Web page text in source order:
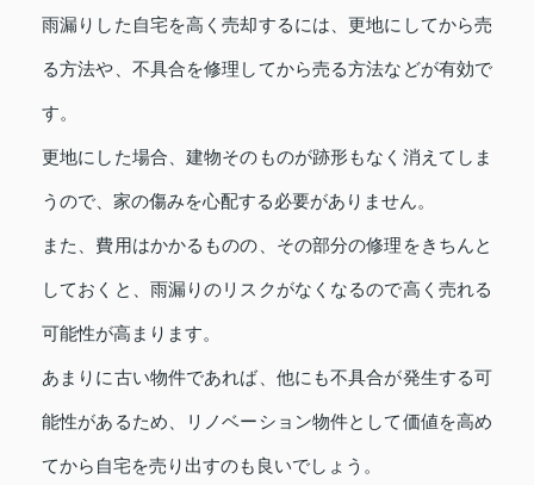
雨漏りした自宅を高く売却するには、更地にしてから売
る方法や、不具合を修理してから売る方法などが有効で
す。
更地にした場合、建物そのものが跡形もなく消えてしま
うので、家の傷みを心配する必要がありません。
また、費用はかかるものの、その部分の修理をきちんと
しておくと、雨漏りのリスクがなくなるので高く売れる
可能性が高まります。
あまりに古い物件であれば、他にも不具合が発生する可
能性があるため、リノベーション物件として価値を高め
てから自宅を売り出すのも良いでしょう。